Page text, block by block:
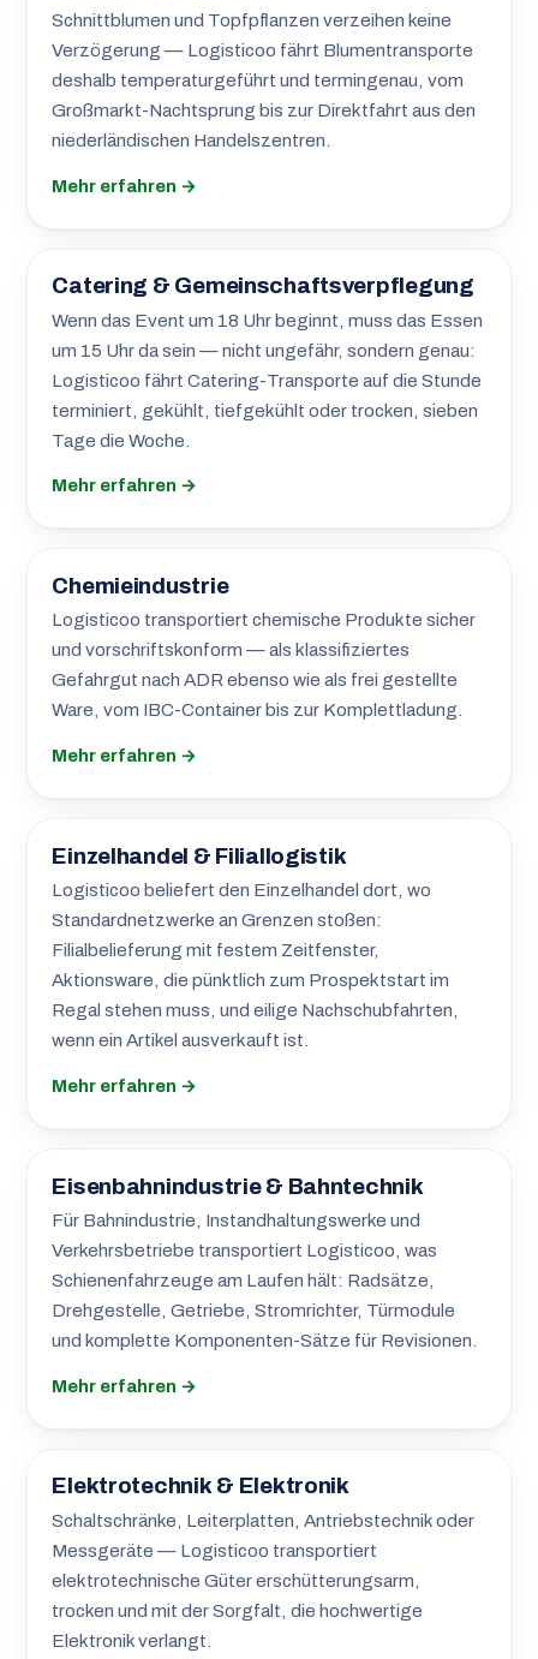
Schnittblumen und Topfpflanzen verzeihen keine
Verzögerung — Logisticoo fährt Blumentransporte
deshalb temperaturgeführt und termingenau, vom
Großmarkt-Nachtsprung bis zur Direktfahrt aus den
niederländischen Handelszentren.
Mehr erfahren →
Catering & Gemeinschaftsverpflegung
Wenn das Event um 18 Uhr beginnt, muss das Essen
um 15 Uhr da sein — nicht ungefähr, sondern genau:
Logisticoo fährt Catering-Transporte auf die Stunde
terminiert, gekühlt, tiefgekühlt oder trocken, sieben
Tage die Woche.
Mehr erfahren →
Chemieindustrie
Logisticoo transportiert chemische Produkte sicher
und vorschriftskonform — als klassifiziertes
Gefahrgut nach ADR ebenso wie als frei gestellte
Ware, vom IBC-Container bis zur Komplettladung.
Mehr erfahren →
Einzelhandel & Filiallogistik
Logisticoo beliefert den Einzelhandel dort, wo
Standardnetzwerke an Grenzen stoßen:
Filialbelieferung mit festem Zeitfenster,
Aktionsware, die pünktlich zum Prospektstart im
Regal stehen muss, und eilige Nachschubfahrten,
wenn ein Artikel ausverkauft ist.
Mehr erfahren →
Eisenbahnindustrie & Bahntechnik
Für Bahnindustrie, Instandhaltungswerke und
Verkehrsbetriebe transportiert Logisticoo, was
Schienenfahrzeuge am Laufen hält: Radsätze,
Drehgestelle, Getriebe, Stromrichter, Türmodule
und komplette Komponenten-Sätze für Revisionen.
Mehr erfahren →
Elektrotechnik & Elektronik
Schaltschränke, Leiterplatten, Antriebstechnik oder
Messgeräte — Logisticoo transportiert
elektrotechnische Güter erschütterungsarm,
trocken und mit der Sorgfalt, die hochwertige
Elektronik verlangt.